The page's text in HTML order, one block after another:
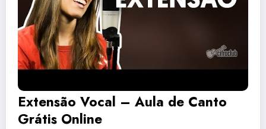
Extensão Vocal – Aula de Canto
Grátis Online